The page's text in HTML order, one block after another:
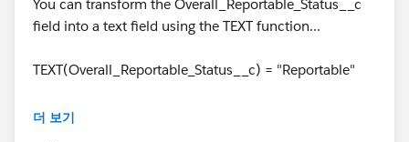
You can transform the Overall_Reportable_Status__c
field into a text field using the TEXT function...
TEXT(Overall_Reportable_Status__c) = "Reportable"
or you can just use the ISPICKVAL function...
더 보기